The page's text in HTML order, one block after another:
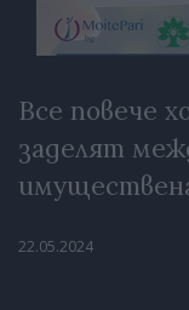
Все повече
заделят
22.05.2024